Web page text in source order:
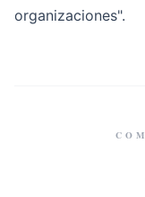
organizaciones".